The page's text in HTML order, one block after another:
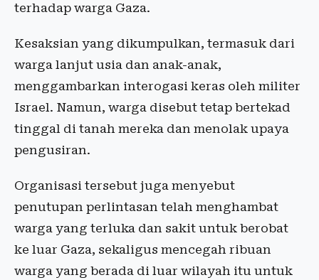
terhadap warga Gaza.
Kesaksian yang dikumpulkan, termasuk dari
warga lanjut usia dan anak-anak,
menggambarkan interogasi keras oleh militer
Israel. Namun, warga disebut tetap bertekad
tinggal di tanah mereka dan menolak upaya
pengusiran.
Organisasi tersebut juga menyebut
penutupan perlintasan telah menghambat
warga yang terluka dan sakit untuk berobat
ke luar Gaza, sekaligus mencegah ribuan
warga yang berada di luar wilayah itu untuk